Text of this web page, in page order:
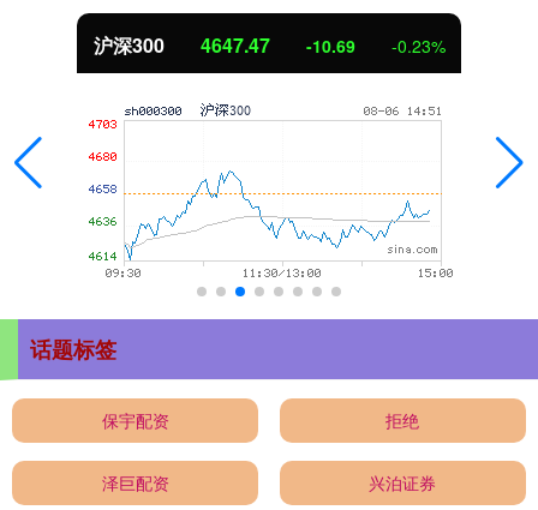
沪深300 4647.47 -10.69 -0.23%
话题标签
保宇配资 拒绝
泽巨配资 兴泊证券